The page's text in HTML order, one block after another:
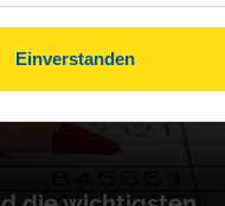
Einverstanden